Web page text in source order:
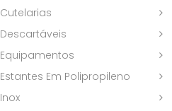
Cutelarias
Descartáveis
Equipamentos
Estantes Em Polipropileno
Inox